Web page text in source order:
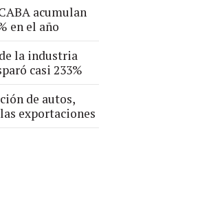
acumulan
en el año
la industria
casi 233%
de autos,
exportaciones